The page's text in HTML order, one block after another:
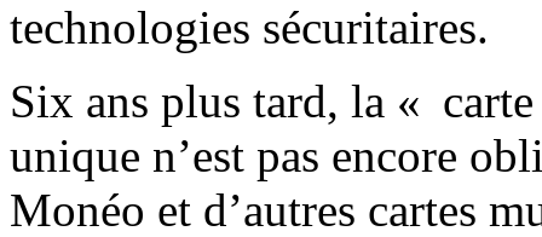
technologies sécuritaires.
Six ans plus tard, la «
unique n’est pas encore
Monéo et d’autres cartes